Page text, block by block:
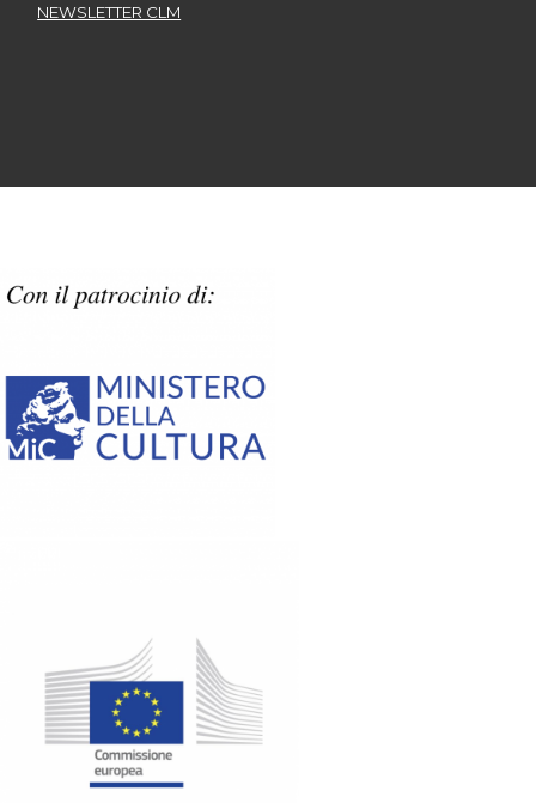
NEWSLETTER CLM